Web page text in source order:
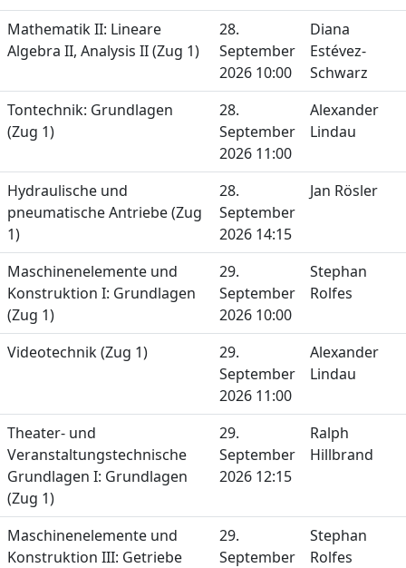
Mathematik II: Lineare
Algebra II, Analysis II (Zug 1)
28.
September
2026 10:00
Diana
Estévez-
Schwarz
Tontechnik: Grundlagen
(Zug 1)
28.
September
2026 11:00
Alexander
Lindau
Hydraulische und
pneumatische Antriebe (Zug
1)
28.
September
2026 14:15
Jan Rösler
Maschinenelemente und
Konstruktion I: Grundlagen
(Zug 1)
29.
September
2026 10:00
Stephan
Rolfes
Videotechnik (Zug 1)
29.
September
2026 11:00
Alexander
Lindau
Theater- und
Veranstaltungstechnische
Grundlagen I: Grundlagen
(Zug 1)
29.
September
2026 12:15
Ralph
Hillbrand
Maschinenelemente und
Konstruktion III: Getriebe
29.
September
Stephan
Rolfes